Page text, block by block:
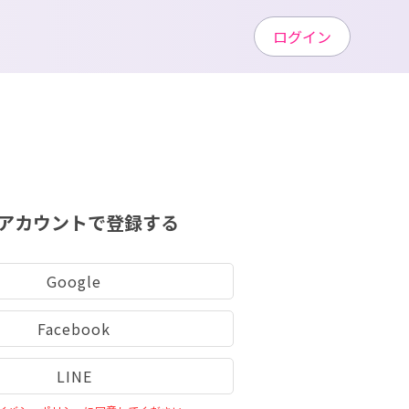
カウントで登録する
Google
Facebook
LINE
ログイン